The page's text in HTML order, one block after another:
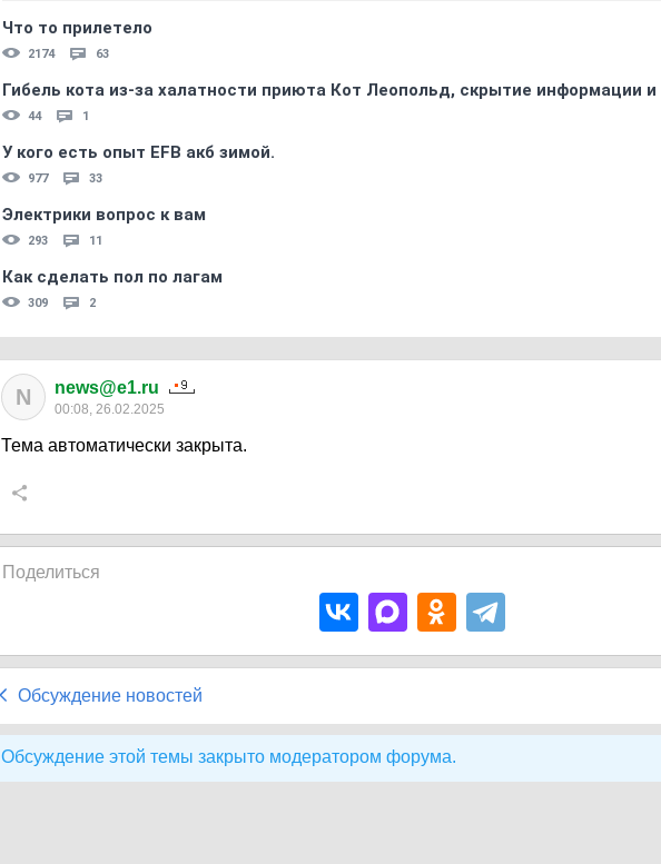
Что то прилетело
2174 63
Гибель кота из-за халатности приюта Кот Леопольд, скрытиe информации
44 1
У кого есть опыт EFB акб зимой.
977 33
Электрики вопрос к вам
293 11
Как сделать пол по лагам
309 2
N news@e1.ru
00:08, 26.02.2025
Тема автоматически закрыта.
Поделиться
Обсуждение новостей
Обсуждение этой темы закрыто модератором форума.